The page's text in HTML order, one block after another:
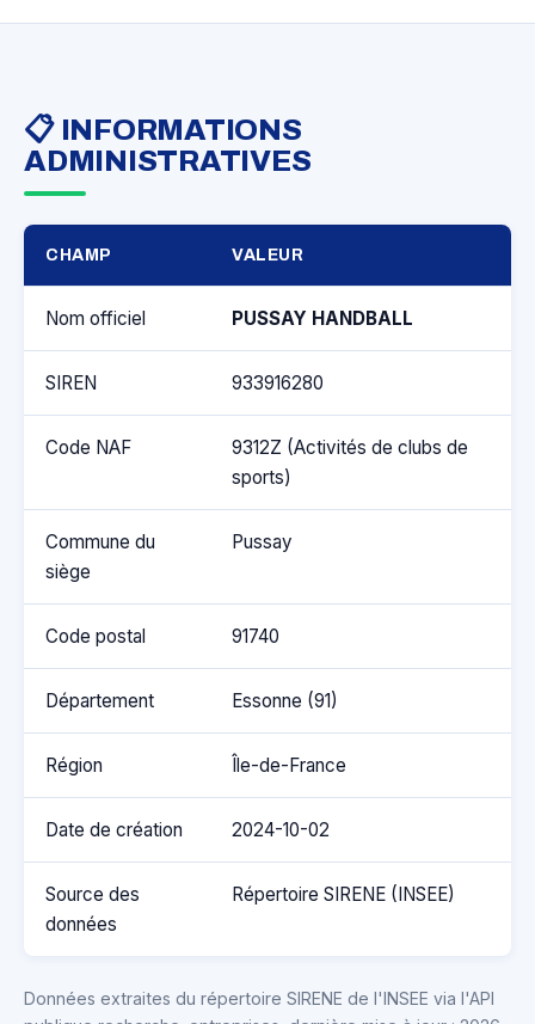
📋 INFORMATIONS
ADMINISTRATIVES
CHAMP VALEUR
Nom officiel PUSSAY HANDBALL
SIREN 933916280
Code NAF
9312Z (Activités de clubs de
sports)
Commune du
siège
Pussay
Code postal 91740
Département Essonne (91)
Région Île-de-France
Date de création 2024-10-02
Source des
données
Répertoire SIRENE (INSEE)
Données extraites du répertoire SIRENE de l'INSEE via l'API